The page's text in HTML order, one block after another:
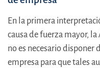
En la primera
causa de fuerza mayor,
no es necesario disponer
empresa para que tales